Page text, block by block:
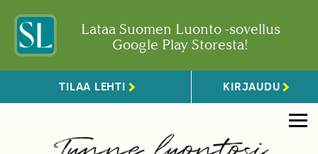
Lataa Suomen Luonto -sovellus
Google Play Storesta!
TILAA LEHTI KIRJAUDU